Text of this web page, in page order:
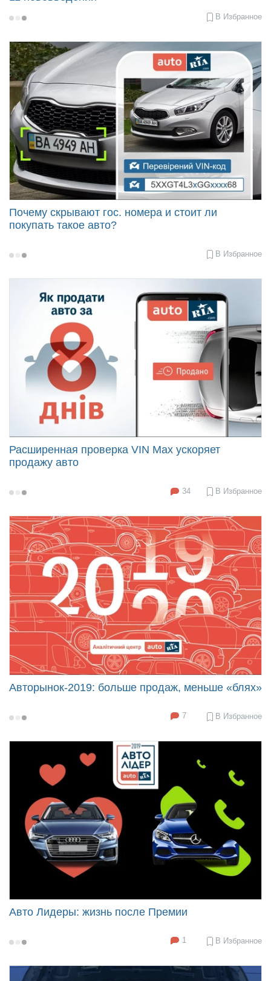
2021-
09:30
В Избранное
Почему скрывают гос. номера и стоит ли
покупать такое авто?
2020-
В Избранное
Расширенная проверка VIN Мах ускоряет
продажу авто
2020-
17:45
34 В Избранное
Авторынок-2019: больше продаж, меньше «блях»
2020-
7 В Избранное
Авто Лидеры: жизнь после Премии
2019-
17:31
1 В Избранное